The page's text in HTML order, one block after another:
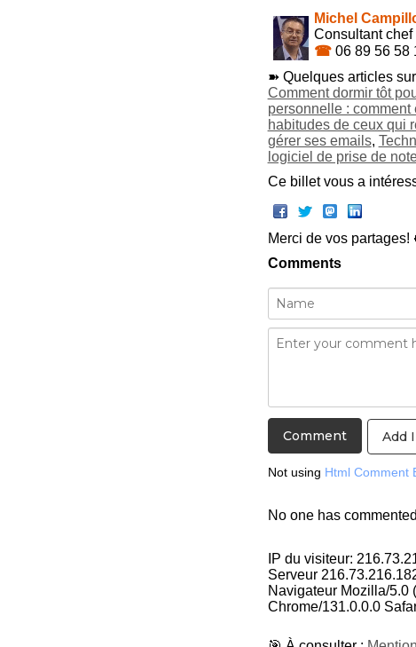
Michel
Consultant chef
☎ 06 89 56 58
➽ Quelques articles
Comment dormir tôt
personnelle :
habitudes de ceux qui
gérer ses emails,
logiciel de prise de
Ce billet vous a
Merci de vos partages!
Comments
Add
Not using Html Comment
No one has
IP du visiteur:
Serveur
Navigateur Mozilla/5.0
Chrome/131.0.0.0